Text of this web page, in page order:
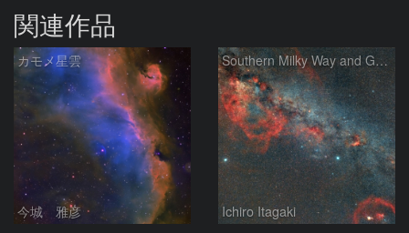
関連作品
カモメ星雲
今城 雅彦
Southern Milky Way and Gum Nebula
Ichiro Itagaki